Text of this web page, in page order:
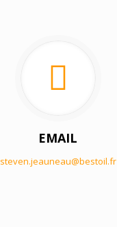
EMAIL
steven.jeauneau@bestoil.fr